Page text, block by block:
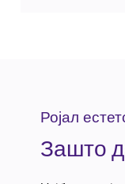
Ројал
Зашто